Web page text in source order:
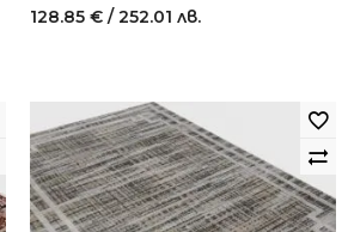
128.85 € / 252.01 лв.